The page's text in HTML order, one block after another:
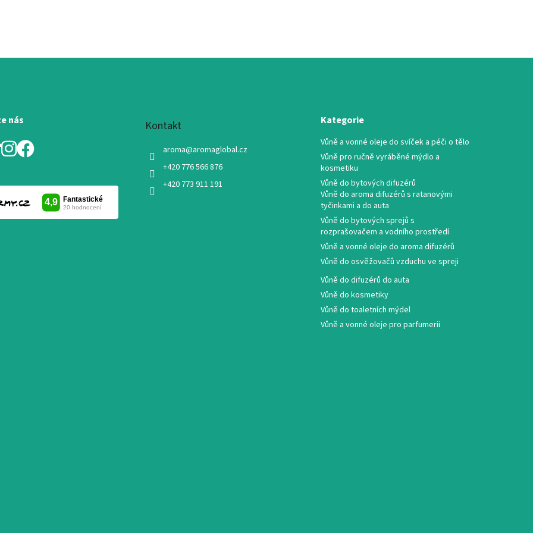
nás Kontakt
aroma@aromaglobal.cz
+420 776 566 876
+420 773 911 191
Kategorie
Vůně a vonné oleje do svíček a péči o tělo
Vůně pro ručně vyráběné mýdlo a
kosmetiku
Vůně do bytových difuzérů
Vůně do aroma difuzérů s ratanovými
tyčinkami a do auta
Vůně do bytových sprejů s
rozprašovačem a vodního prostředí
Vůně a vonné oleje do aroma difuzérů
Vůně do osvěžovačů vzduchu ve spreji
Vůně do difuzérů do auta
Vůně do kosmetiky
Vůně do toaletních mýdel
Vůně a vonné oleje pro parfumerii